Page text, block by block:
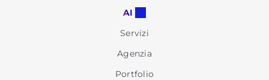
AI
Servizi
Agenzia
Portfolio